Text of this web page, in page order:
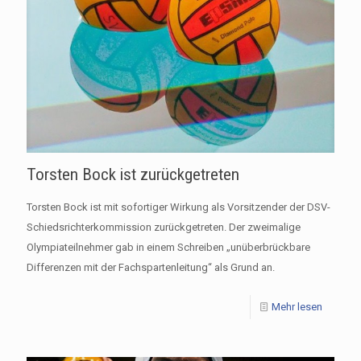
Torsten Bock ist zurückgetreten
Torsten Bock ist mit sofortiger Wirkung als Vorsitzender der DSV-
Schiedsrichterkommission zurückgetreten. Der zweimalige
Olympiateilnehmer gab in einem Schreiben „unüberbrückbare
Differenzen mit der Fachspartenleitung“ als Grund an.
Mehr lesen